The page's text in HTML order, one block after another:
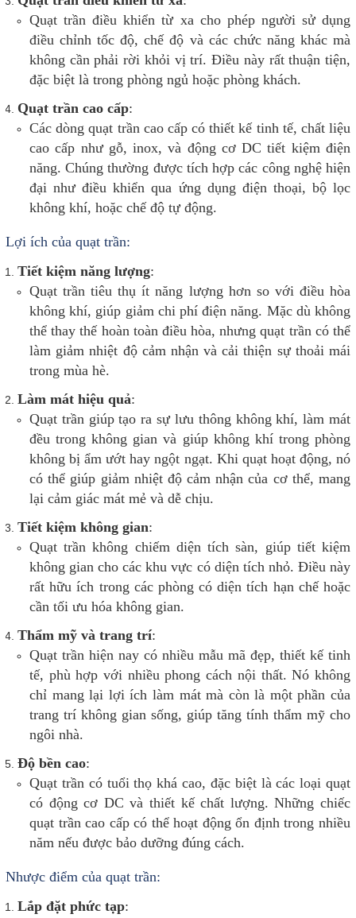
Quạt trần điều khiển từ xa cho phép người sử dụng
điều chỉnh tốc độ, chế độ và các chức năng khác mà
không cần phải rời khỏi vị trí. Điều này rất thuận tiện,
đặc biệt là trong phòng ngủ hoặc phòng khách.
Quạt trần cao cấp:
Các dòng quạt trần cao cấp có thiết kế tinh tế, chất liệu
cao cấp như gỗ, inox, và động cơ DC tiết kiệm điện
năng. Chúng thường được tích hợp các công nghệ hiện
đại như điều khiển qua ứng dụng điện thoại, bộ lọc
không khí, hoặc chế độ tự động.
Lợi ích của quạt trần:
Tiết kiệm năng lượng:
Quạt trần tiêu thụ ít năng lượng hơn so với điều hòa
không khí, giúp giảm chi phí điện năng. Mặc dù không
thể thay thế hoàn toàn điều hòa, nhưng quạt trần có thể
làm giảm nhiệt độ cảm nhận và cải thiện sự thoải mái
trong mùa hè.
Làm mát hiệu quả:
Quạt trần giúp tạo ra sự lưu thông không khí, làm mát
đều trong không gian và giúp không khí trong phòng
không bị ẩm ướt hay ngột ngạt. Khi quạt hoạt động, nó
có thể giúp giảm nhiệt độ cảm nhận của cơ thể, mang
lại cảm giác mát mẻ và dễ chịu.
Tiết kiệm không gian:
Quạt trần không chiếm diện tích sàn, giúp tiết kiệm
không gian cho các khu vực có diện tích nhỏ. Điều này
rất hữu ích trong các phòng có diện tích hạn chế hoặc
cần tối ưu hóa không gian.
Thẩm mỹ và trang trí:
Quạt trần hiện nay có nhiều mẫu mã đẹp, thiết kế tinh
tế, phù hợp với nhiều phong cách nội thất. Nó không
chỉ mang lại lợi ích làm mát mà còn là một phần của
trang trí không gian sống, giúp tăng tính thẩm mỹ cho
ngôi nhà.
Độ bền cao:
Quạt trần có tuổi thọ khá cao, đặc biệt là các loại quạt
có động cơ DC và thiết kế chất lượng. Những chiếc
quạt trần cao cấp có thể hoạt động ổn định trong nhiều
năm nếu được bảo dưỡng đúng cách.
Nhược điểm của quạt trần:
Lắp đặt phức tạp: